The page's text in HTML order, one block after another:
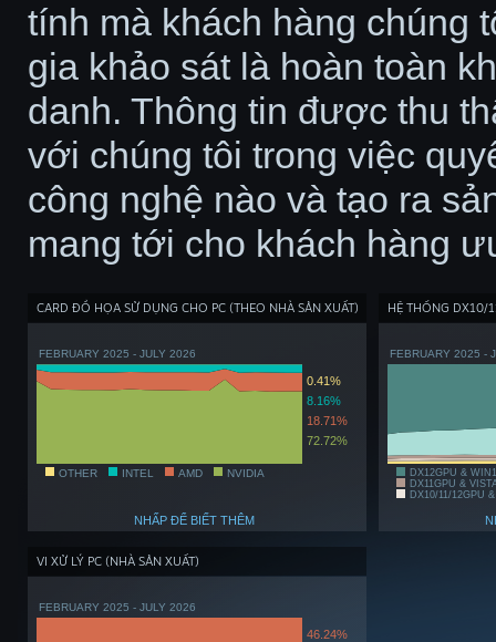
tính mà khách hàng chúng
gia khảo sát là hoàn toàn
danh. Thông tin được thu
với chúng tôi trong việc
công nghệ nào và tạo ra
mang tới cho khách hàng
CARD ĐỒ HỌA SỬ DỤNG CHO PC (THEO NHÀ SẢN XUẤT)
FEBRUARY 2025 - JULY 2026
0.41%
8.16%
18.71%
72.72%
OTHER INTEL AMD NVIDIA
NHẤP ĐỂ BIẾT THÊM
HỆ THỐNG DX10/
FEBRUARY 2025 -
DX12GPU &
DX11GPU &
DX10/11/12GPU
VI XỬ LÝ PC (NHÀ SẢN XUẤT)
FEBRUARY 2025 - JULY 2026
46.24%